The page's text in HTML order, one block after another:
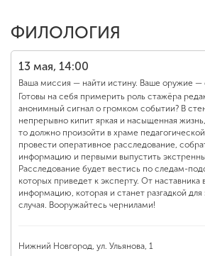
ФИЛОЛОГИЯ
13 мая, 14:00
Ваша миссия — найти истину. Ваше оружие —
Готовы на себя примерить роль стажёра
анонимный сигнал о громком событии? В
непрерывно кипит яркая и насыщенная
то должно произойти в храме
провести оперативное расследование,
информацию и первыми выпустить
Расследование будет вестись по следам-
которых приведет к эксперту. От наставника
информацию, которая и станет разгадкой для
случая. Вооружайтесь чернилами!
Нижний Новгород, ул. Ульянова, 1